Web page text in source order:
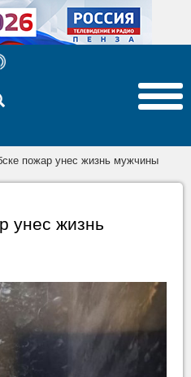
пожар унес жизнь мужчины
унес жизнь